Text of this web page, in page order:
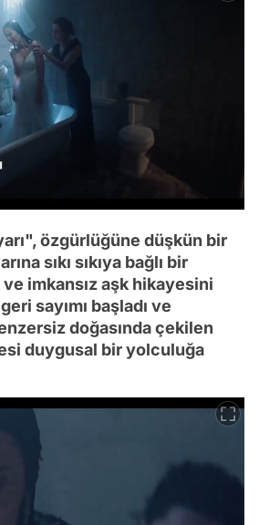
özgürlüğüne düşkün bir
sıkı sıkıya bağlı bir
imkansız aşk hikayesini
sayımı başladı ve
doğasında çekilen
duygusal bir yolculuğa